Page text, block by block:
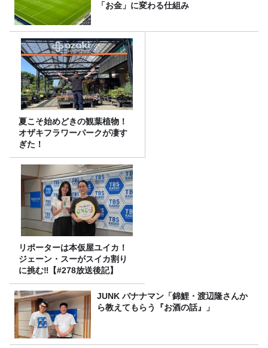
「お金」に変わる仕組み
夏こそ始めどきの観葉植物！
オザキフラワーパークが凄す
ぎた！
リポーターは本仮屋ユイカ！
ジェーン・スーがスイカ割り
に挑む‼【#278放送後記】
JUNK バナナマン「錦鯉・渡辺隆さんか
ら教えてもらう『お酒の話』」